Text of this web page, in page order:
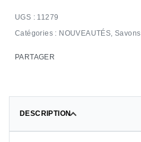
11279
Catégories : NOUVEAUTÉS,Savons
PARTAGER
DESCRIPTION